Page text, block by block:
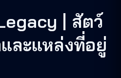
| สัตว์
ละแหล่งที่อยู่